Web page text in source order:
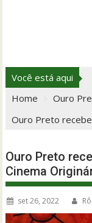
Você está aqui
Home
Ouro
Ouro Preto
Ouro Preto
Cinema
set 26, 2022